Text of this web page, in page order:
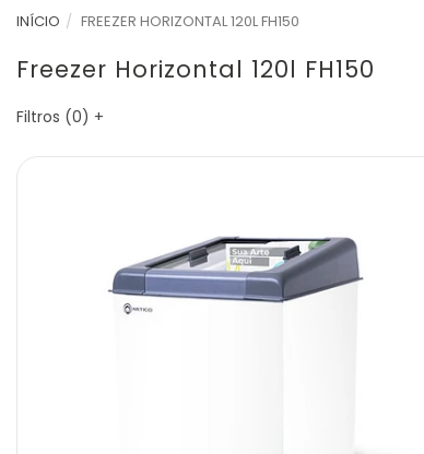
INÍCIO FREEZER HORIZONTAL 120L FH150
Freezer Horizontal 120l FH150
Filtros (0) +